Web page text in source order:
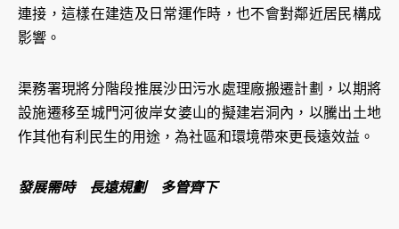
連接，這樣在建造及日常運作時，也不會對鄰近居民構成
影響。
渠務署現將分階段推展沙田污水處理廠搬遷計劃，以期將
設施遷移至城門河彼岸女婆山的擬建岩洞內，以騰出土地
作其他有利民生的用途，為社區和環境帶來更長遠效益。
發展需時 長遠規劃 多管齊下